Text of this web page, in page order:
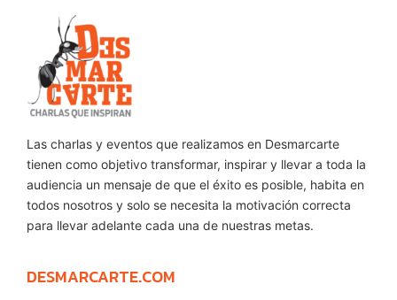
Las charlas y eventos que realizamos en Desmarcarte
tienen como objetivo transformar, inspirar y llevar a toda la
audiencia un mensaje de que el éxito es posible, habita en
todos nosotros y solo se necesita la motivación correcta
para llevar adelante cada una de nuestras metas.
DESMARCARTE.COM